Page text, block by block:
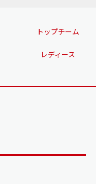
トップチーム
レディース